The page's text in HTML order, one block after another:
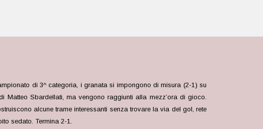
di 3^ categoria, i granata si impongono di misura (2-1) su
Matteo Sbardellati, ma vengono raggiunti alla mezz’ora di gioco.
alcune trame interessanti senza trovare la via del gol, rete
sedato. Termina 2-1.